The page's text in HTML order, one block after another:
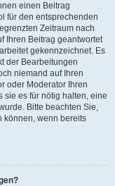
einen Beitrag
für den entsprechenden
Zeitraum nach
Ihren Beitrag geantwortet
gekennzeichnet. Es
der Bearbeitungen
niemand auf Ihren
oder Moderator Ihren
sie es für nötig halten, eine
Bitte beachten Sie,
können, wenn bereits